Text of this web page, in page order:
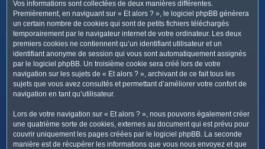
Vos informations sont collectées de deux manières différentes.
Premièrement, en naviguant sur « Et alors ? », le logiciel phpBB génèrera
un certain nombre de cookies qui sont de petits fichiers téléchargés
temporairement par le navigateur internet de votre ordinateur. Les deux
premiers cookies ne contiennent qu’un identifiant utilisateur et un
identifiant anonyme de session qui vous sont automatiquement assignés
par le logiciel phpBB. Un troisième cookie sera créé lors de votre
navigation sur les sujets de « Et alors ? », archivant de ce fait tous les
sujets que vous avez consultés et permettant d’améliorer votre confort de
navigation en tant qu’utilisateur.
Lors de votre navigation sur « Et alors ? », nous pouvons également créer
une quatrième sorte de cookies, externes au document qui est prévu pour
couvrir uniquement les pages créées par le logiciel phpBB. La seconde
manière est de récupérer les informations que vous nous envoyez et que